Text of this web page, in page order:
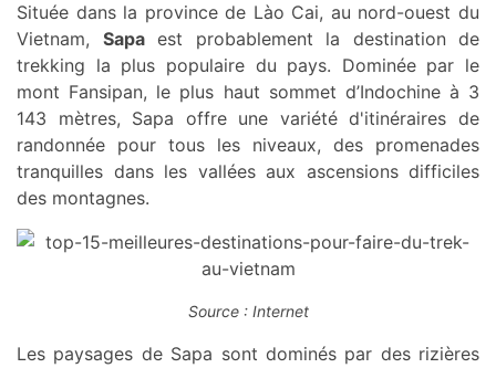
Située dans la province de Lào Cai, au nord-ouest du
Vietnam, Sapaest probablement la destination de
trekking la plus populaire du pays. Dominée par le
mont Fansipan, le plus haut sommet d’Indochine à 3
143 mètres, Sapa offre une variété d'itinéraires de
randonnée pour tous les niveaux, des promenades
tranquilles dans les vallées aux ascensions difficiles
des montagnes.
Source : Internet
Les paysages de Sapa sont dominés par des rizières